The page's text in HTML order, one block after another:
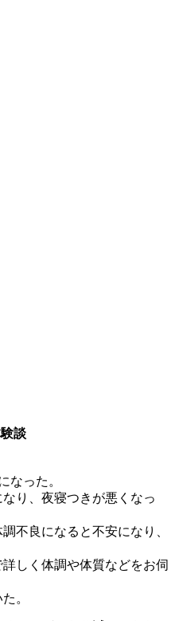
談
なった。
り、夜寝つきが悪くなっ
不良になると不安になり、
しく体調や体質などをお伺
。